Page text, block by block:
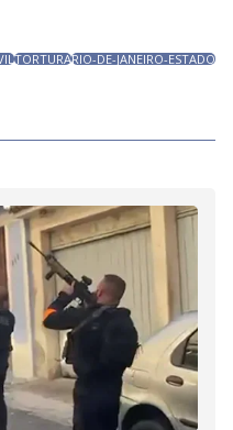
TORTURARIO-DE-JANEIRO-ESTADO